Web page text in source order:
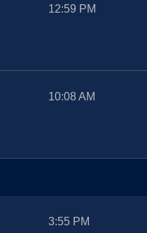
12:59 PM
10:08 AM
3:55 PM